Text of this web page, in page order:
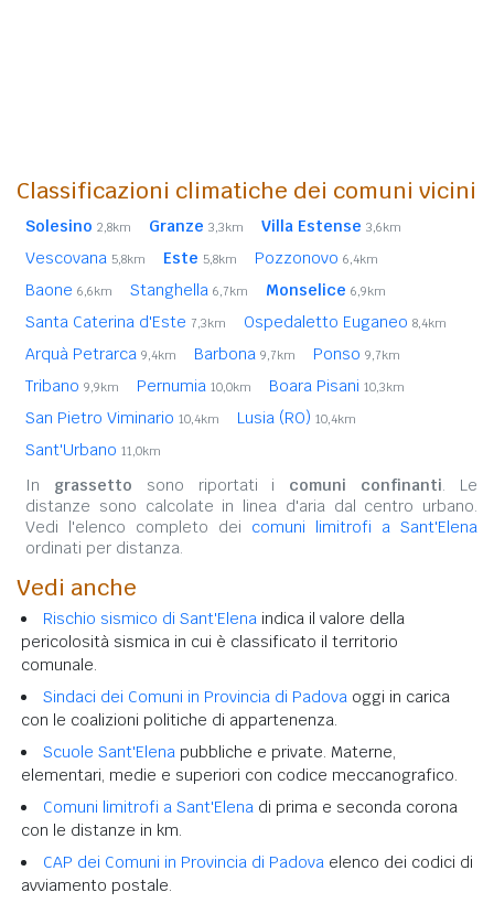
Classificazioni climatiche dei comuni vicini
Solesino 2,8km Granze 3,3km Villa Estense 3,6km
Vescovana 5,8km Este 5,8km Pozzonovo 6,4km
Baone 6,6km Stanghella 6,7km Monselice 6,9km
Santa Caterina d'Este 7,3km Ospedaletto Euganeo 8,4km
Arquà Petrarca 9,4km Barbona 9,7km Ponso 9,7km
Tribano 9,9km Pernumia 10,0km Boara Pisani 10,3km
San Pietro Viminario 10,4km Lusia (RO) 10,4km
Sant'Urbano 11,0km
In grassetto sono riportati i comuni confinanti. Le
distanze sono calcolate in linea d'aria dal centro urbano.
Vedi l'elenco completo dei comuni limitrofi a Sant'Elena
ordinati per distanza.
Vedi anche
Rischio sismico di Sant'Elena indica il valore della
pericolosità sismica in cui è classificato il territorio
comunale.
Sindaci dei Comuni in Provincia di Padova oggi in carica
con le coalizioni politiche di appartenenza.
Scuole Sant'Elena pubbliche e private. Materne,
elementari, medie e superiori con codice meccanografico.
Comuni limitrofi a Sant'Elena di prima e seconda corona
con le distanze in km.
CAP dei Comuni in Provincia di Padova elenco dei codici di
avviamento postale.